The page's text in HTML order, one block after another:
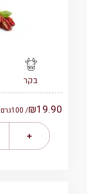
בקר
₪19.90
/ 100 גרם